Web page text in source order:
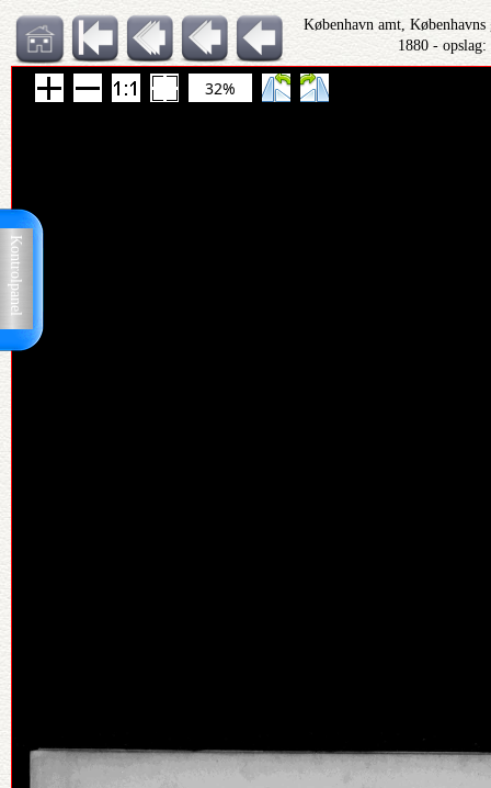
Kontrolpanel
København amt,
1880 - opslag:
32%